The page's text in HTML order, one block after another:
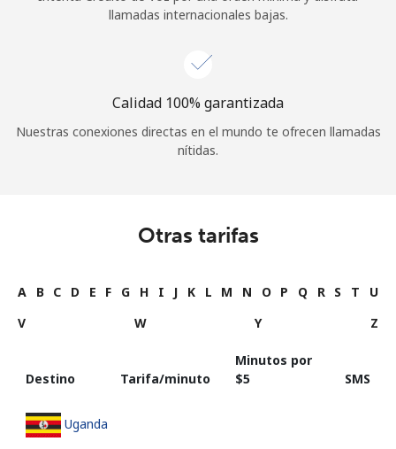
llamadas internacionales bajas.
Calidad 100% garantizada
Nuestras conexiones directas en el mundo te ofrecen llamadas
nítidas.
Otras tarifas
A B C D E F G H I J K L M N O P Q R S T
U
V
W Y Z
Destino Tarifa/minuto
Minutos por
⁦$5⁩
SMS
Uganda